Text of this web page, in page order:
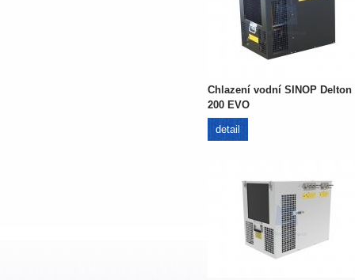
Chlazení vodní SINOP Delton
200 EVO
detail